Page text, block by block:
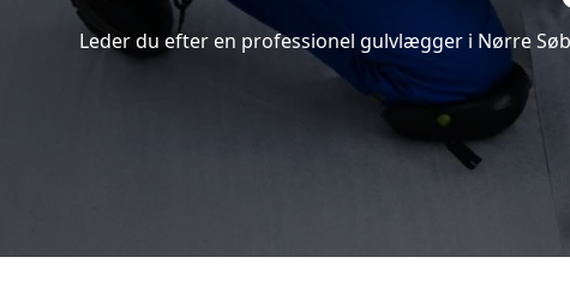
Leder du efter en professionel gulvlægger i Nørre